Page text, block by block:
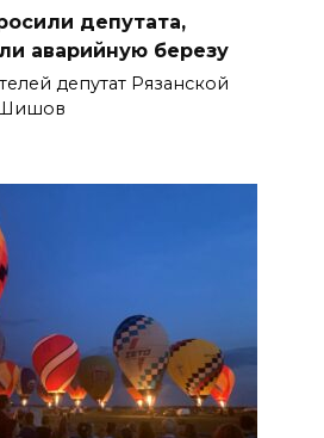
депутата,
аварийную березу
депутат Рязанской